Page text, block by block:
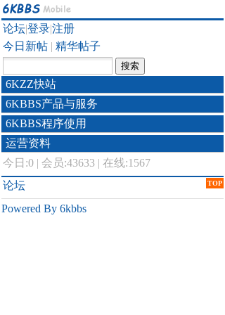
论坛|登录|注册
今日新帖 | 精华帖子
6KZZ快站
6KBBS产品与服务
6KBBS程序使用
运营资料
今日:0 | 会员:43633 | 在线:1567
TOP
论坛
Powered By 6kbbs